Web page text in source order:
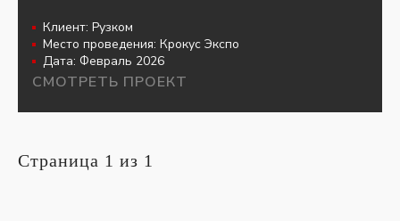
Клиент: Рузком
Место проведения: Крокус Экспо
Дата: Февраль 2026
СМОТРЕТЬ ПРОЕКТ
Страница 1 из 1